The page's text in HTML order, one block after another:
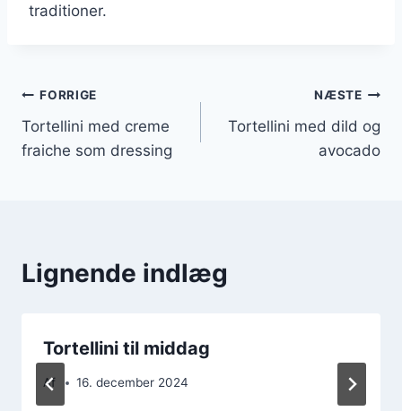
traditioner.
Indlægsnavigation
FORRIGE
Tortellini med creme
fraiche som dressing
NÆSTE
Tortellini med dild og
avocado
Lignende indlæg
Tortellini til middag
Af 16. december 2024